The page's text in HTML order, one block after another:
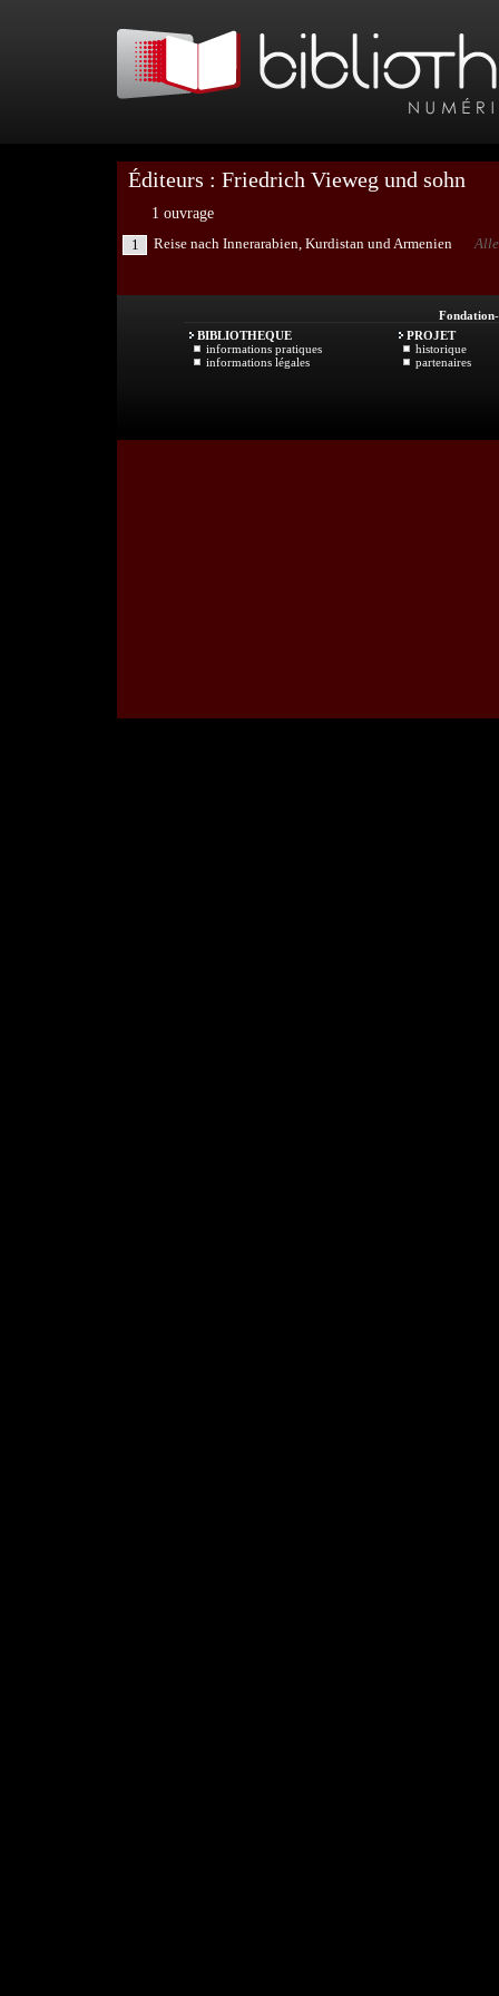
Éditeurs : Friedrich Vieweg und sohn
1 ouvrage
1
Reise nach Innerarabien, Kurdistan und Armenien
Fondation
BIBLIOTHEQUE
informations pratiques
informations légales
PROJET
historique
partenaires